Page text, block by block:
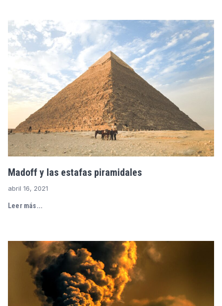
Madoff y las estafas piramidales
abril 16, 2021
Leer más...